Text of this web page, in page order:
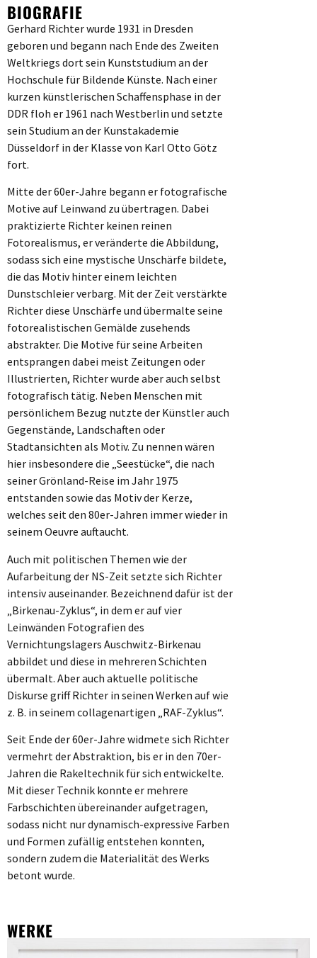
BIOGRAFIE
Gerhard Richter wurde 1931 in Dresden
geboren und begann nach Ende des Zweiten
Weltkriegs dort sein Kunststudium an der
Hochschule für Bildende Künste. Nach einer
kurzen künstlerischen Schaffensphase in der
DDR floh er 1961 nach Westberlin und setzte
sein Studium an der Kunstakademie
Düsseldorf in der Klasse von Karl Otto Götz
fort.
Mitte der 60er-Jahre begann er fotografische
Motive auf Leinwand zu übertragen. Dabei
praktizierte Richter keinen reinen
Fotorealismus, er veränderte die Abbildung,
sodass sich eine mystische Unschärfe bildete,
die das Motiv hinter einem leichten
Dunstschleier verbarg. Mit der Zeit verstärkte
Richter diese Unschärfe und übermalte seine
fotorealistischen Gemälde zusehends
abstrakter. Die Motive für seine Arbeiten
entsprangen dabei meist Zeitungen oder
Illustrierten, Richter wurde aber auch selbst
fotografisch tätig. Neben Menschen mit
persönlichem Bezug nutzte der Künstler auch
Gegenstände, Landschaften oder
Stadtansichten als Motiv. Zu nennen wären
hier insbesondere die „Seestücke“, die nach
seiner Grönland-Reise im Jahr 1975
entstanden sowie das Motiv der Kerze,
welches seit den 80er-Jahren immer wieder in
seinem Oeuvre auftaucht.
Auch mit politischen Themen wie der
Aufarbeitung der NS-Zeit setzte sich Richter
intensiv auseinander. Bezeichnend dafür ist der
„Birkenau-Zyklus“, in dem er auf vier
Leinwänden Fotografien des
Vernichtungslagers Auschwitz-Birkenau
abbildet und diese in mehreren Schichten
übermalt. Aber auch aktuelle politische
Diskurse griff Richter in seinen Werken auf wie
z. B. in seinem collagenartigen „RAF-Zyklus“.
Seit Ende der 60er-Jahre widmete sich Richter
vermehrt der Abstraktion, bis er in den 70er-
Jahren die Rakeltechnik für sich entwickelte.
Mit dieser Technik konnte er mehrere
Farbschichten übereinander aufgetragen,
sodass nicht nur dynamisch-expressive Farben
und Formen zufällig entstehen konnten,
sondern zudem die Materialität des Werks
betont wurde.
WERKE